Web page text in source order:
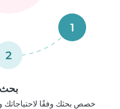
1
2
بحث
خصص بحثك وفقًا لاحتياجاتك